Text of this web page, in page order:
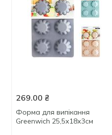
269.00 ₴
Форма для випікання
Greenwich 25,5х18х3см